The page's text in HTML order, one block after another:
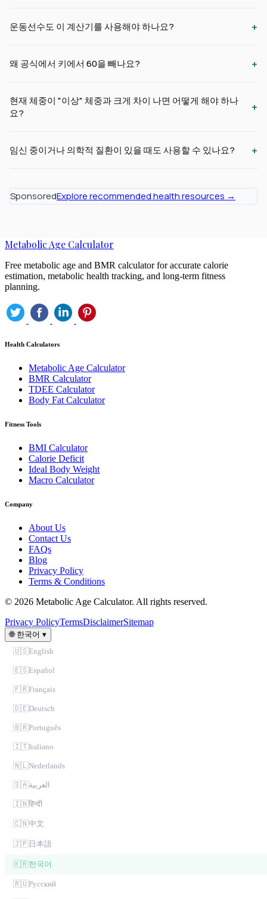
운동선수도 이 계산기를 사용해야 하나요? +
왜 공식에서 키에서 60을 빼나요? +
현재 체중이 "이상" 체중과 크게 차이 나면 어떻게 해야 하나
요?
+
임신 중이거나 의학적 질환이 있을 때도 사용할 수 있나요? +
SponsoredExplore recommended health resources →
Metabolic Age Calculator
Free metabolic age and BMR calculator for accurate calorie
estimation, metabolic health tracking, and long-term fitness
planning.
Health Calculators
Metabolic Age Calculator
BMR Calculator
TDEE Calculator
Body Fat Calculator
Fitness Tools
BMI Calculator
Calorie Deficit
Ideal Body Weight
Macro Calculator
Company
About Us
Contact Us
FAQs
Blog
Privacy Policy
Terms & Conditions
© 2026 Metabolic Age Calculator. All rights reserved.
Privacy PolicyTermsDisclaimerSitemap
🌐 한국어 ▾
🇺🇸English
🇪🇸Español
🇫🇷Français
🇩🇪Deutsch
🇧🇷Português
🇮🇹Italiano
🇳🇱Nederlands
🇸🇦العربية
🇮🇳हिन्दी
🇨🇳中文
🇯🇵 日本語
🇰🇷한국어
🇷🇺Русский